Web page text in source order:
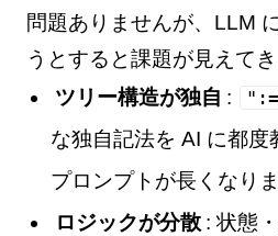
問題ありませんが、LLM
うとすると課題が見えてき
ツリー構造が独自 :
な独自記法を AI に都度
プロンプトが長くなりま
ロジックが分散 : 状態